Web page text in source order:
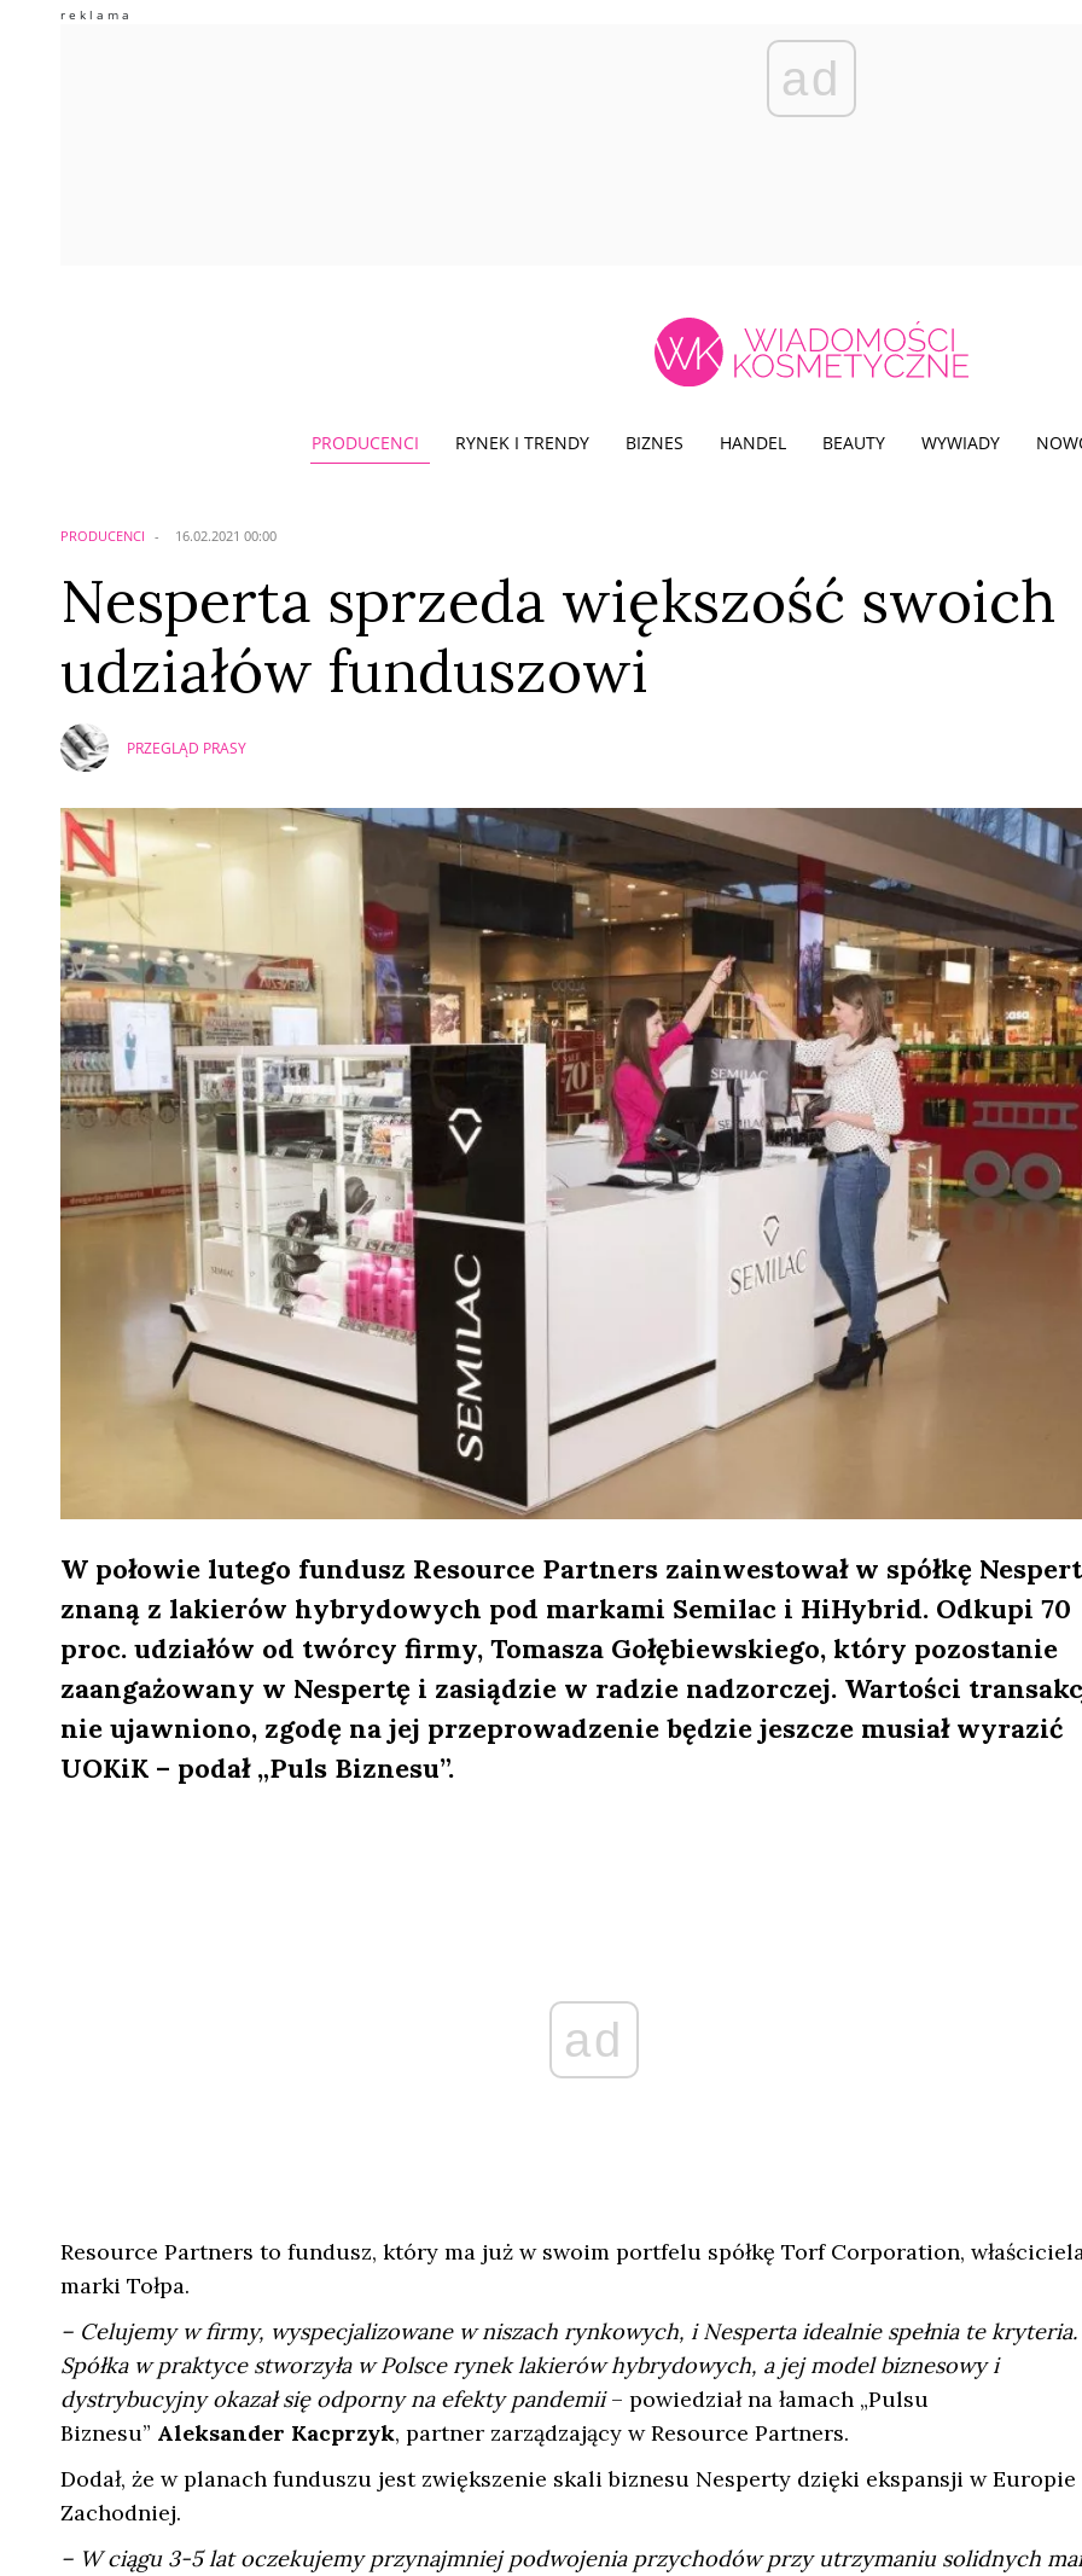
ad
PRODUCENCI RYNEK I TRENDY BIZNES HANDEL BEAUTY WYWIADY
PRODUCENCI 16.02.2021 00:00
Nesperta sprzeda większość swoich
udziałów funduszowi
PRZEGLĄD PRASY
W połowie lutego fundusz Resource Partners zainwestował w spółkę
znaną z lakierów hybrydowych pod markami Semilac i HiHybrid. Odkupi 70
proc. udziałów od twórcy firmy, Tomasza Gołębiewskiego, który pozostanie
zaangażowany w Nespertę i zasiądzie w radzie nadzorczej. Wartości
nie ujawniono, zgodę na jej przeprowadzenie będzie jeszcze musiał wyrazić
UOKiK – podał „Puls Biznesu”.
ad
Resource Partners to fundusz, który ma już w swoim portfelu spółkę Torf Corporation,
marki Tołpa.
– Celujemy w firmy, wyspecjalizowane w niszach rynkowych, i Nesperta idealnie spełnia te kryteria.
Spółka w praktyce stworzyła w Polsce rynek lakierów hybrydowych, a jej model biznesowy i
dystrybucyjny okazał się odporny na efekty pandemii– powiedział na łamach „Pulsu
Biznesu” Aleksander Kacprzyk, partner zarządzający w Resource Partners.
Dodał, że w planach funduszu jest zwiększenie skali biznesu Nesperty dzięki ekspansji w Europie
Zachodniej.
– W ciągu 3-5 lat oczekujemy przynajmniej podwojenia przychodów przy utrzymaniu solidnych